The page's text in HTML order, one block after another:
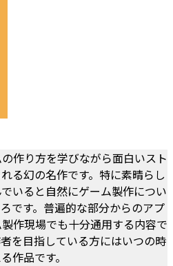
作り方を学びながら面白いスト
る幻の名作です。特に素晴らし
いると自然にゲーム製作につい
です。普遍的な部分からのアプ
作現場でも十分通用する内容で
を目指している方にはいつの時
作品です。